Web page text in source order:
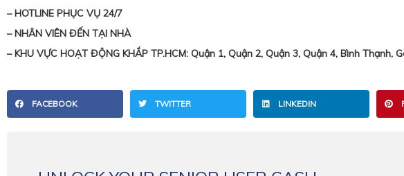
– HOTLINE PHỤC VỤ 24/7
– NHÂN VIÊN ĐẾN TẠI NHÀ
– KHU VỰC HOẠT ĐỘNG KHẮP TP.HCM: Quận 1, Quận 2, Quận 3, Quận 4, Bình Thạnh,
FACEBOOK TWITTER LINKEDIN